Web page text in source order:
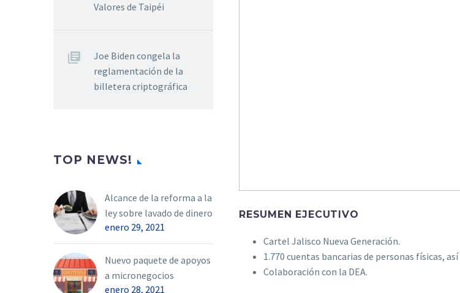
RESUMEN EJECUTIVO
Cartel Jalisco Nueva Generación.
1.770 cuentas bancarias de personas físicas,
Colaboración con la DEA.
Valores de Taipéi
Joe Biden congela la
reglamentación de la
billetera criptográfica
TOP NEWS!
Alcance de la reforma a la
ley sobre lavado de dinero
enero 29, 2021
Nuevo paquete de apoyos
a micronegocios
enero 28, 2021